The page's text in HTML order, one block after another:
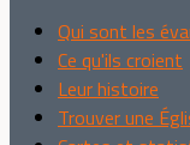
Qui sont les
Ce qu'ils croient
Leur histoire
Trouver une